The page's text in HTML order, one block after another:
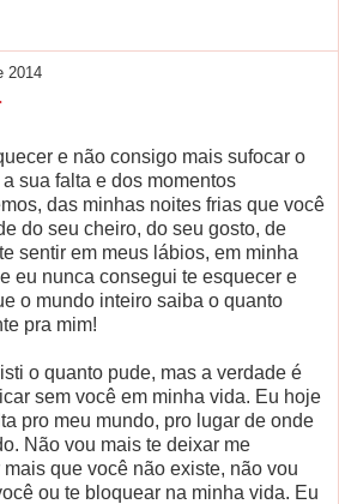
2014
e não consigo mais sufocar o
sua falta e dos momentos
das minhas noites frias que você
do seu cheiro, do seu gosto, de
sentir em meus lábios, em minha
eu nunca consegui te esquecer e
o mundo inteiro saiba o quanto
pra mim!
o quanto pude, mas a verdade é
sem você em minha vida. Eu hoje
pro meu mundo, pro lugar de onde
Não vou mais te deixar me
que você não existe, não vou
ou te bloquear na minha vida. Eu